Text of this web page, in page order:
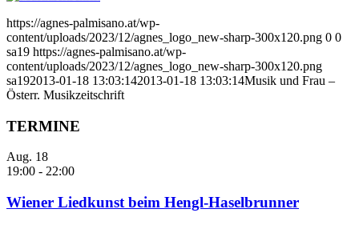
https://agnes-palmisano.at/wp-
content/uploads/2023/12/agnes_logo_new-sharp-300x120.png 0 0
sa19 https://agnes-palmisano.at/wp-
content/uploads/2023/12/agnes_logo_new-sharp-300x120.png
sa192013-01-18 13:03:142013-01-18 13:03:14Musik und Frau –
Österr. Musikzeitschrift
TERMINE
Aug. 18
19:00 - 22:00
Wiener Liedkunst beim Hengl-Haselbrunner